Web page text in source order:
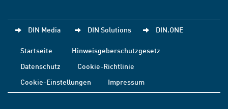
DIN Media DIN Solutions DIN.ONE
Startseite
Hinweisgeberschutzgesetz
Datenschutz
Cookie-Richtlinie
Cookie-Einstellungen
Impressum